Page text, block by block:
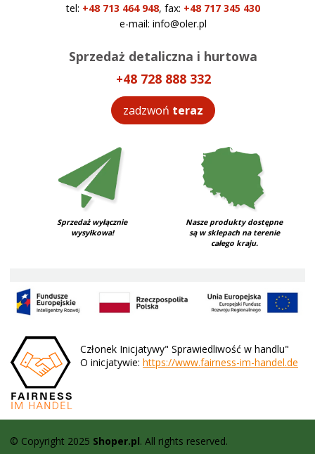
tel: +48 713 464 948, fax: +48 717 345 430
e-mail: info@oler.pl
Sprzedaż detaliczna i hurtowa
+48 728 888 332
zadzwoń teraz
Sprzedaż wyłącznie
wysyłkowa!
Nasze produkty dostępne
są w sklepach na terenie
całego kraju.
Członek Inicjatywy" Sprawiedliwość w handlu"
O inicjatywie: https://www.fairness-im-handel.de
© Copyright 2025 Shoper.pl. All rights reserved.